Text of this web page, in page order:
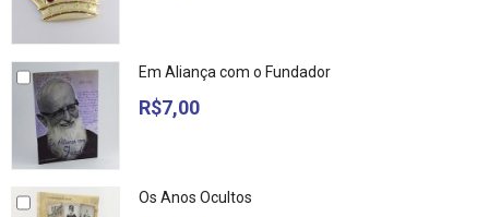
Em Aliança com o Fundador
R$7,00
Os Anos Ocultos